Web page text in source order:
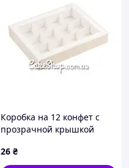
Коробка на 12 конфет с
прозрачной крышкой
26 ₴